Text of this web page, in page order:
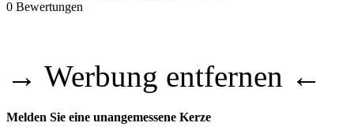
0 Bewertungen
→ Werbung entfernen ←
Melden Sie eine unangemessene Kerze